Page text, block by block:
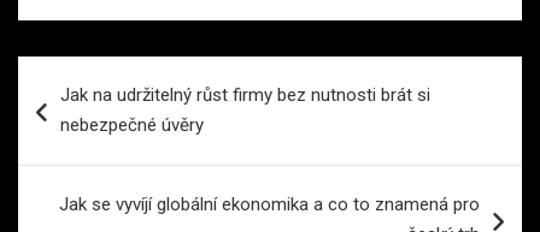
proJak na udržitelný růst firmy bez nutnosti brát si
nebezpečné úvěry
Jak se vyvíjí globální ekonomika a co to znamená pro